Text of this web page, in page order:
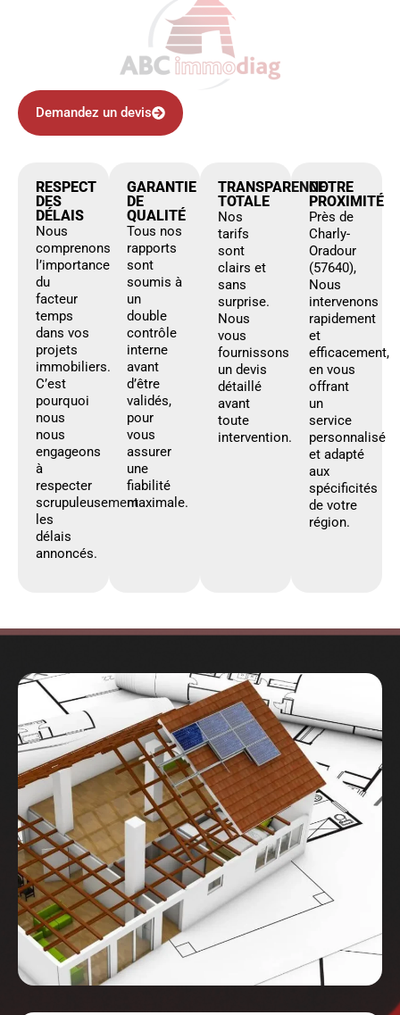
Demandez un devis
RESPECT
DES
DÉLAIS
Nous
comprenons
l’importance
du
facteur
temps
dans vos
projets
immobiliers.
C’est
pourquoi
nous
nous
engageons
à
respecter
scrupuleusement
les
délais
annoncés.
GARANTIE
DE
QUALITÉ
Tous nos
rapports
sont
soumis à
un
double
contrôle
interne
avant
d’être
validés,
pour
vous
assurer
une
fiabilité
maximale.
TRANSPARENCE
TOTALE
Nos
tarifs
sont
clairs et
sans
surprise.
Nous
vous
fournissons
un devis
détaillé
avant
toute
intervention.
NOTRE
PROXIMITÉ
Près de
Charly-
Oradour
(57640),
Nous
intervenons
rapidement
et
efficacement,
en vous
offrant
un
service
personnalisé
et adapté
aux
spécificités
de votre
région.